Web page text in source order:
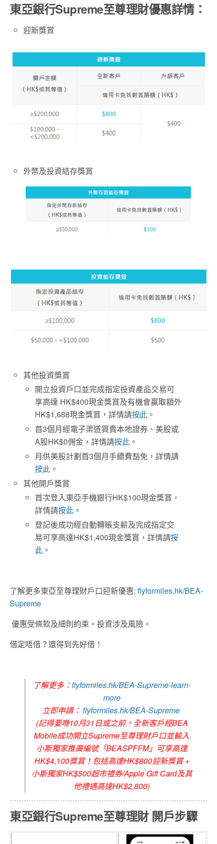
東亞銀行Supreme至尊理財優惠詳情：
迎新獎賞
外幣及投資結存獎賞
其他投資獎賞
開立投資戶口並完成指定投資產品交易可
享高達 HK$400現金獎賞及有機會贏取額外
HK$1,688現金獎賞，詳情請按此 。
首3個月經電子渠道買賣本地證券、美股或
A股HK$0佣金，詳情請按此 。
月供美股計劃首3個月手續費豁免，詳情請
按此 。
其他開戶獎賞
首次登入東亞手機銀行HK$100現金獎賞，
詳情請按此 。
登記後成功經自動轉賬支薪及完成指定交
易可享高達HK$1,400現金獎賞，詳情請按
此 。
了解更多東亞至尊理財戶口迎新優惠: flyformiles.hk/BEA-
Supreme
優惠受條款及細則約束。投資涉及風險。
借定唔借？還得到先好借！
了解更多：flyformiles.hk/BEA-Supreme-learn-
more
立即申請： flyformiles.hk/BEA-Supreme
(記得要喺10月31日或之前，全新客戶經BEA
Mobile成功開立Supreme至尊理財戶口並輸入
小斯獨家推廣編號「BEASPFFM」可享高達
HK$4,100獎賞！包括高達HK$800迎新獎賞 +
小斯獨家HK$500超市禮券/Apple Gift Card及其
他禮遇高達HK$2,800)
東亞銀行Supreme至尊理財 開戶步驟